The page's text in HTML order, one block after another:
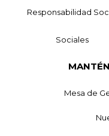
Responsabilidad
Sociales
Mesa de